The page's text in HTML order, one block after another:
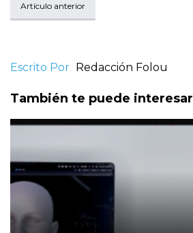
Artículo anterior
Escrito Por Redacción Folou
También te puede interesar